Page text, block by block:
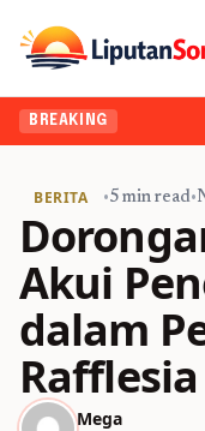
BREAKING
BERITA •5 min read•
Akui
dalam
Mega